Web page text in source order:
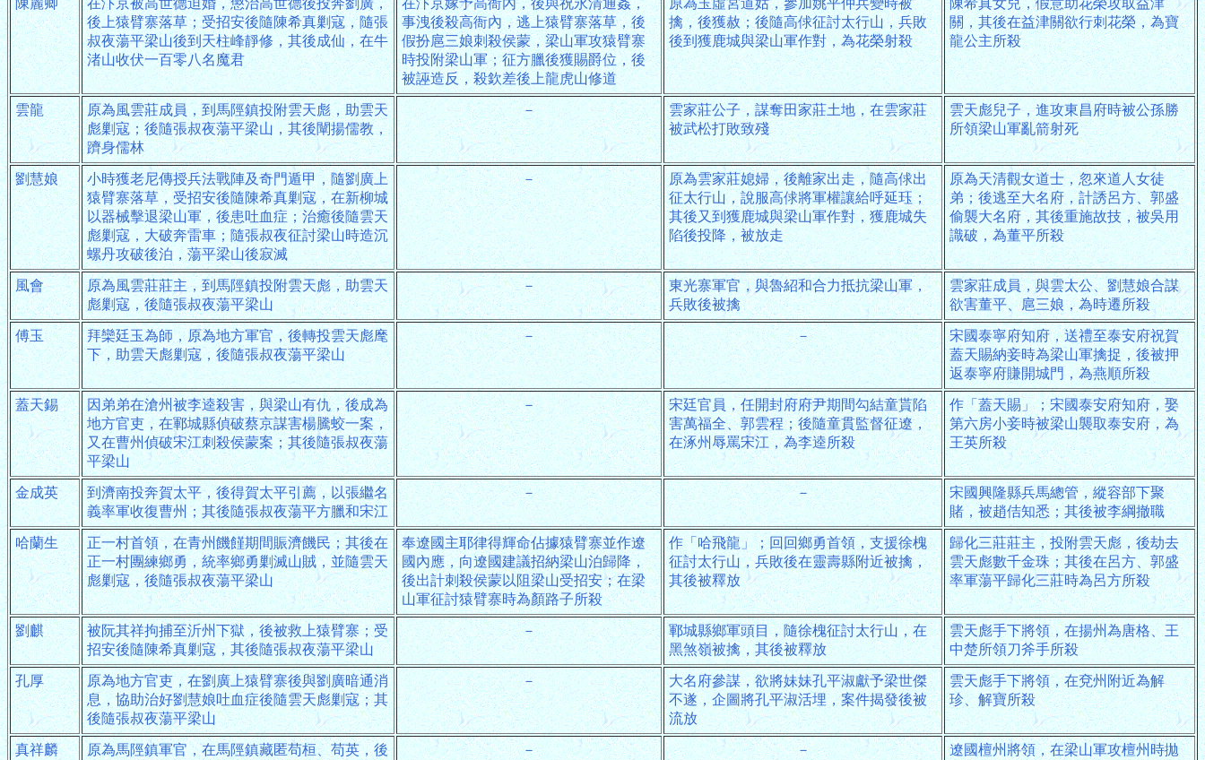
陳麗卿
在汴京被高世德迫婚，懲治高世德後投奔劉廣，
後上猿臂寨落草；受招安後隨陳希真剿寇，隨張
叔夜蕩平梁山後到天柱峰靜修，其後成仙，在牛
渚山收伏一百零八名魔君
在汴京嫁予高衙內，後與祝永清通姦，
事洩後殺高衙內，逃上猿臂寨落草，後
假扮扈三娘刺殺侯蒙，梁山軍攻猿臂寨
時投附梁山軍；征方臘後獲賜爵位，後
被誣造反，殺欽差後上龍虎山修道
原為玉虛宮道姑，參加姚平仲兵變時被
擒，後獲赦；後隨高俅征討太行山，兵敗
後到獲鹿城與梁山軍作對，為花榮射殺
陳希真女兒，假意助花榮攻取益津
關，其後在益津關欲行刺花榮，為寶
龍公主所殺
雲龍
原為風雲莊成員，到馬陘鎮投附雲天彪，助雲天
彪剿寇；後隨張叔夜蕩平梁山，其後闡揚儒教，
躋身儒林
－
雲家莊公子，謀奪田家莊土地，在雲家莊
被武松打敗致殘
雲天彪兒子，進攻東昌府時被公孫勝
所領梁山軍亂箭射死
劉慧娘
小時獲老尼傳授兵法戰陣及奇門遁甲，隨劉廣上
猿臂寨落草，受招安後隨陳希真剿寇，在新柳城
以器械擊退梁山軍，後患吐血症；治癒後隨雲天
彪剿寇，大破奔雷車；隨張叔夜征討梁山時造沉
螺丹攻破後泊，蕩平梁山後寂滅
－
原為雲家莊媳婦，後離家出走，隨高俅出
征太行山，說服高俅將軍權讓給呼延珏；
其後又到獲鹿城與梁山軍作對，獲鹿城失
陷後投降，被放走
原為天清觀女道士，忽來道人女徒
弟；後逃至大名府，計誘呂方、郭盛
偷襲大名府，其後重施故技，被吳用
識破，為董平所殺
風會
原為風雲莊莊主，到馬陘鎮投附雲天彪，助雲天
彪剿寇，後隨張叔夜蕩平梁山
－
東光寨軍官，與魯紹和合力抵抗梁山軍，
兵敗後被擒
雲家莊成員，與雲太公、劉慧娘合謀
欲害董平、扈三娘，為時遷所殺
傅玉
拜欒廷玉為師，原為地方軍官，後轉投雲天彪麾
下，助雲天彪剿寇，後隨張叔夜蕩平梁山
－ －
宋國泰寧府知府，送禮至泰安府祝賀
蓋天賜納妾時為梁山軍擒捉，後被押
返泰寧府賺開城門，為燕順所殺
蓋天錫
因弟弟在滄州被李逵殺害，與梁山有仇，後成為
地方官吏，在鄆城縣偵破蔡京謀害楊騰蛟一案，
又在曹州偵破宋江刺殺侯蒙案；其後隨張叔夜蕩
平梁山
－
宋廷官員，任開封府府尹期間勾結童貰陷
害萬福全、郭雲程；後隨童貫監督征遼，
在涿州辱罵宋江，為李逵所殺
作「蓋天賜」；宋國泰安府知府，娶
第六房小妾時被梁山襲取泰安府，為
王英所殺
金成英
到濟南投奔賀太平，後得賀太平引薦，以張繼名
義率軍收復曹州；其後隨張叔夜蕩平方臘和宋江
－ －
宋國興隆縣兵馬總管，縱容部下聚
賭，被趙佶知悉；其後被李綱撤職
哈蘭生
正一村首領，在青州饑饉期間賑濟饑民；其後在
正一村團練鄉勇，統率鄉勇剿滅山賊，並隨雲天
彪剿寇，後隨張叔夜蕩平梁山
奉遼國主耶律得輝命佔據猿臂寨並作遼
國內應，向遼國建議招納梁山泊歸降，
後出計刺殺侯蒙以阻梁山受招安；在梁
山軍征討猿臂寨時為顏路子所殺
作「哈飛龍」；回回鄉勇首領，支援徐槐
征討太行山，兵敗後在靈壽縣附近被擒，
其後被釋放
歸化三莊莊主，投附雲天彪，後劫去
雲天彪數千金珠；其後在呂方、郭盛
率軍蕩平歸化三莊時為呂方所殺
劉麒
被阮其祥拘捕至沂州下獄，後被救上猿臂寨；受
招安後隨陳希真剿寇，其後隨張叔夜蕩平梁山
－
鄆城縣鄉軍頭目，隨徐槐征討太行山，在
黑煞嶺被擒，其後被釋放
雲天彪手下將領，在揚州為唐格、王
中楚所領刀斧手所殺
孔厚
原為地方官吏，在劉廣上猿臂寨後與劉廣暗通消
息，協助治好劉慧娘吐血症後隨雲天彪剿寇；其
後隨張叔夜蕩平梁山
－
大名府參謀，欲將妹妹孔平淑獻予梁世傑
不遂，企圖將孔平淑活埋，案件揭發後被
流放
雲天彪手下將領，在兗州附近為解
珍、解寶所殺
真祥麟
原為馬陘鎮軍官，在馬陘鎮藏匿苟桓、苟英，後
－ －
遼國檀州將領，在梁山軍攻檀州時拋